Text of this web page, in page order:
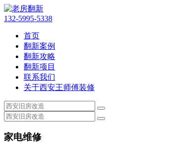
132-5995-5338
首页
翻新案例
翻新攻略
翻新项目
联系我们
关于西安王师傅装修
家电维修